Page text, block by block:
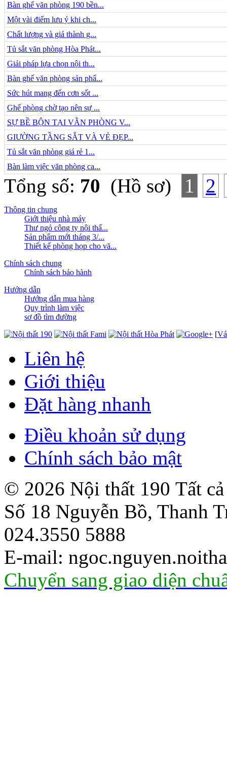
Bàn ghế văn phòng 190 bền...
Một vài điểm lưu ý khi ch...
Chất lượng và giá thành g...
Tủ sắt văn phòng Hòa Phát...
Giải pháp lựa chọn nội th...
Bàn ghế văn phòng sản phẩ...
Sức hút mang đến cơn sốt ...
Ghế phòng chờ tạo nên sự ...
SỰ BỀ BỘN TẠI VẰN PHÒNG V...
GIƯỜNG TẦNG SẮT VÀ VẺ ĐẸP...
Tủ sắt văn phòng giá rẻ 1...
Bàn làm việc văn phòng ca...
Tổng số: 70 (Hồ sơ) 1 2
Thông tin chung
Giới thiệu nhà máy
Thư ngỏ công ty nội thấ...
Sản phẩm mới tháng 3/...
Thiết kế phòng họp cho vă...
Chính sách chung
Chính sách bảo hành
Hướng dẫn
Hướng dẫn mua hàng
Quy trình làm việc
sơ đồ tìm đường
[
Liên hệ
Giới thiệu
Đặt hàng nhanh
Điều khoản sử dụng
Chính sách bảo mật
© 2026 Nội thất 190 Tất
Số 18 Nguyễn Bồ, Thanh
024.3550 5888
E-mail:
Chuyển sang giao diện